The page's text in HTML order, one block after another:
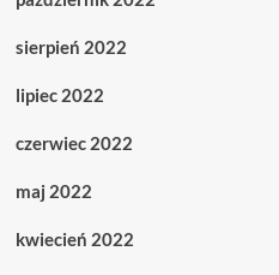
sierpień 2022
lipiec 2022
czerwiec 2022
maj 2022
kwiecień 2022